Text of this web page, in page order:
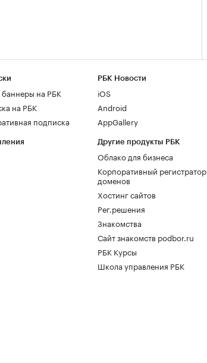
баннеры на РБК
на РБК
подписка
РБК Новости
iOS
Android
AppGallery
Другие продукты РБК
Облако для бизнеса
Корпоративный регистратор
доменов
Хостинг сайтов
Рег.решения
Знакомства
Сайт знакомств podbor.ru
РБК Курсы
Школа управления РБК